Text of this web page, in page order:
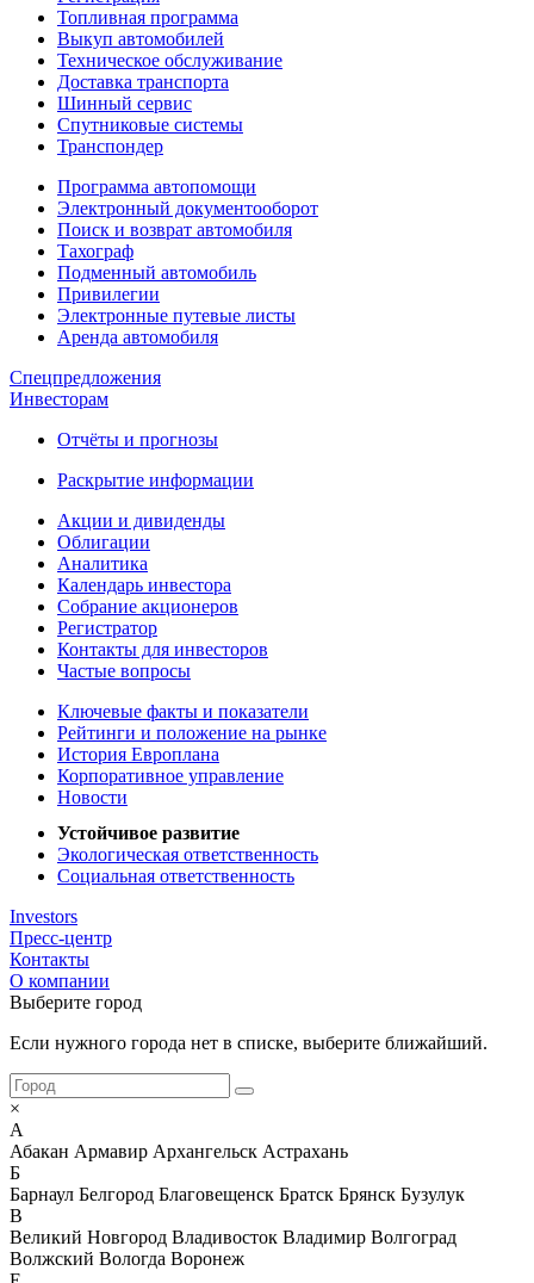
Топливная программа
Выкуп автомобилей
Техническое обслуживание
Доставка транспорта
Шинный сервис
Спутниковые системы
Транспондер
Программа автопомощи
Электронный документооборот
Поиск и возврат автомобиля
Тахограф
Подменный автомобиль
Привилегии
Электронные путевые листы
Аренда автомобиля
Спецпредложения
Инвесторам
Отчёты и прогнозы
Раскрытие информации
Акции и дивиденды
Облигации
Аналитика
Календарь инвестора
Собрание акционеров
Регистратор
Контакты для инвесторов
Частые вопросы
Ключевые факты и показатели
Рейтинги и положение на рынке
История Европлана
Корпоративное управление
Новости
Устойчивое развитие
Экологическая ответственность
Социальная ответственность
Investors
Пресс-центр
Контакты
О компании
Выберите город
Если нужного города нет в списке, выберите ближайший.
×
А
Абакан Армавир Архангельск Астрахань
Б
Барнаул Белгород Благовещенск Братск Брянск Бузулук
В
Великий Новгород Владивосток Владимир Волгоград
Волжский Вологда Воронеж